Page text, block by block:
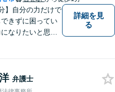
】自分の力だけで
きずに困ってい
なりたいと思い
う、サポートい
ひ一度ご相談く
詳細を見
る
弁護士